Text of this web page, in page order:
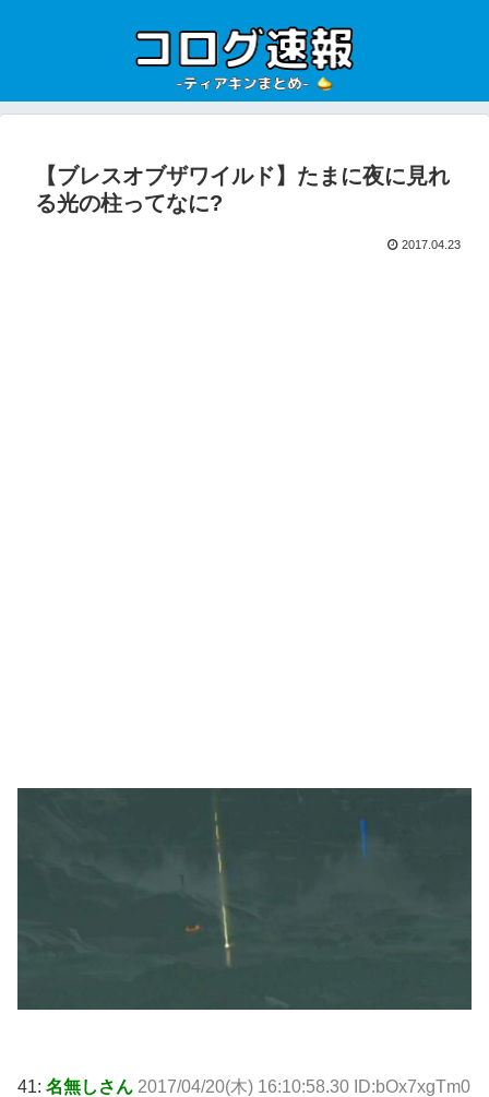
【ブレスオブザワイルド】たまに夜に見れ
る光の柱ってなに?
2017.04.23
41: 名無しさん 2017/04/20(木) 16:10:58.30 ID:bOx7xgTm0